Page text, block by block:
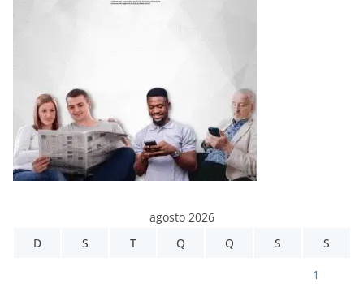
agosto 2026
D
S T Q Q S S
1